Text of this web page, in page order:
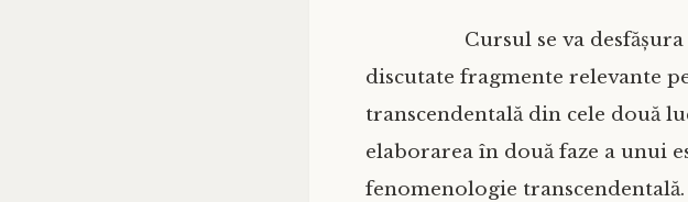
Cursul se va
discutate fragmente relevante
transcendentală din cele două
elaborarea în două faze a unui
fenomenologie transcendentală.